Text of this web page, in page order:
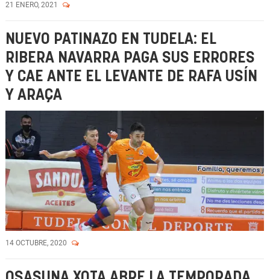
21 ENERO, 2021
NUEVO PATINAZO EN TUDELA: EL
RIBERA NAVARRA PAGA SUS ERRORES
Y CAE ANTE EL LEVANTE DE RAFA USÍN
Y ARAÇA
14 OCTUBRE, 2020